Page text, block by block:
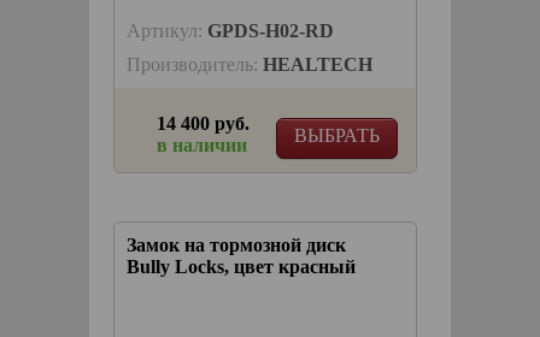
Артикул: GPDS-H02-RD
Производитель: HEALTECH
ВЫБРАТЬ
14 400 руб.
в наличии
Замок на тормозной диск
Bully Locks, цвет красный